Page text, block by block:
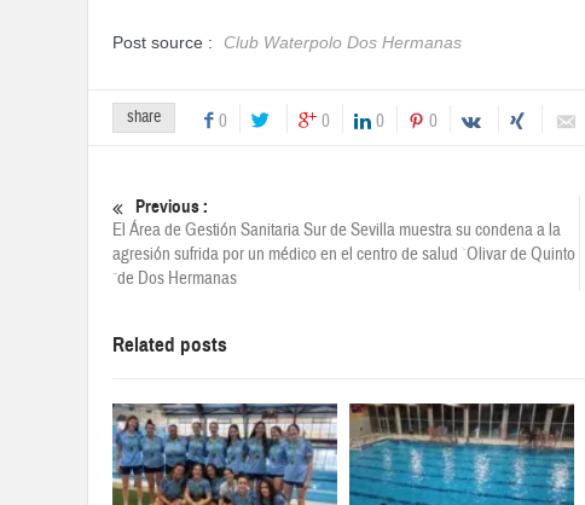
Post source : Club Waterpolo Dos Hermanas
share 0 0 0 0
Previous :
El Área de Gestión Sanitaria Sur de Sevilla muestra su condena a la
agresión sufrida por un médico en el centro de salud `Olivar de Quinto
´de Dos Hermanas
Related posts